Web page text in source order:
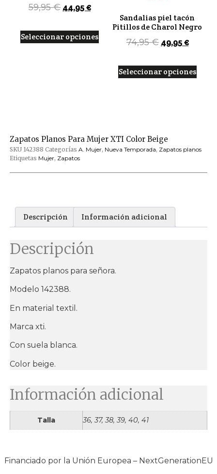
59,95€ 44,95€
Seleccionar opciones
Sandalias piel tacón
Pitillos de Charol Negro
74,95€ 49,95€
Seleccionar opciones
Zapatos Planos Para Mujer XTI Color Beige
SKU 142388 Categorías A. Mujer, Nueva Temporada, Zapatos planos
Etiquetas Mujer, Zapatos
Descripción Información adicional
Descripción
Zapatos planos para señora.
Modelo 142388.
En material textil.
Marca xti.
Con suela blanca.
Color beige.
Información adicional
Talla 36, 37, 38, 39, 40, 41
Financiado por la Unión Europea – NextGenerationEU